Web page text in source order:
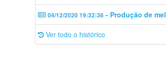
04/12/2020 19:32:36 - Produção de
Ver todo o histórico